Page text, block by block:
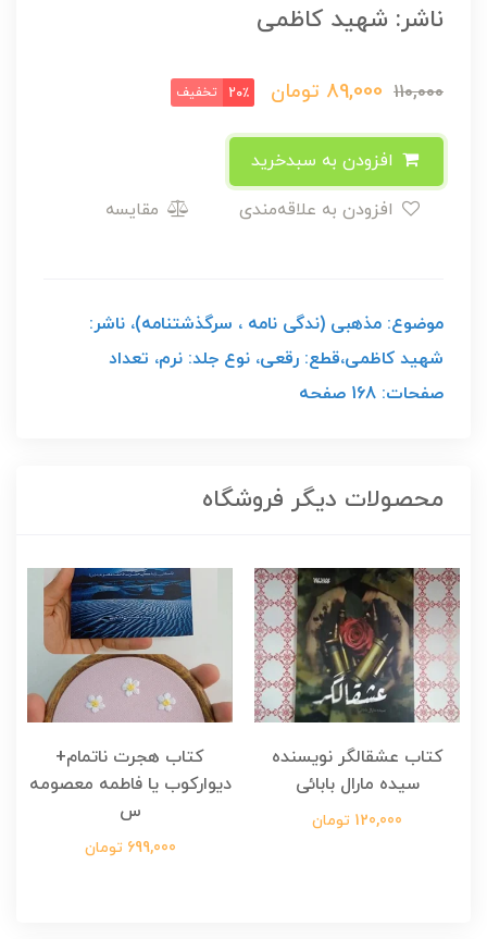
ناشر: شهید کاظمی
110,000
89,000 تومان 20٪ تخفیف
مقایسه
موضوع: مذهبی (ندگی نامه ، سرگذشتنامه)، ناشر:
شهید کاظمی،قطع: رقعی، نوع جلد: نرم، تعداد
صفحات: 168 صفحه
محصولات دیگر فروشگاه
کتاب عشقالگر نویسنده
سیده مارال بابائی
120,000 تومان
کتاب هجرت ناتمام+
دیوارکوب یا فاطمه معصومه
س
699,000 تومان